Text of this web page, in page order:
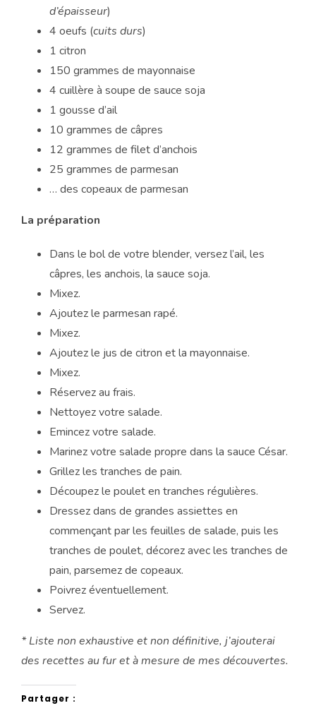
d’épaisseur)
4 oeufs (cuits durs)
1 citron
150 grammes de mayonnaise
4 cuillère à soupe de sauce soja
1 gousse d’ail
10 grammes de câpres
12 grammes de filet d’anchois
25 grammes de parmesan
… des copeaux de parmesan
La préparation
Dans le bol de votre blender, versez l’ail, les
câpres, les anchois, la sauce soja.
Mixez.
Ajoutez le parmesan rapé.
Mixez.
Ajoutez le jus de citron et la mayonnaise.
Mixez.
Réservez au frais.
Nettoyez votre salade.
Emincez votre salade.
Marinez votre salade propre dans la sauce César.
Grillez les tranches de pain.
Découpez le poulet en tranches régulières.
Dressez dans de grandes assiettes en
commençant par les feuilles de salade, puis les
tranches de poulet, décorez avec les tranches de
pain, parsemez de copeaux.
Poivrez éventuellement.
Servez.
* Liste non exhaustive et non définitive, j’ajouterai
des recettes au fur et à mesure de mes découvertes.
Partager :